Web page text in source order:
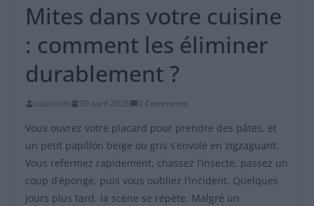
Mites dans votre cuisine
: comment les éliminer
durablement ?
cuisininfo 30 avril 2026 0 Comments
Vous ouvrez votre placard pour prendre des pâtes, et
un petit papillon beige ou gris s’envole en zigzaguant.
Vous refermez rapidement, chassez l’insecte, passez un
coup d’éponge, puis vous oubliez l’incident. Quelques
jours plus tard, la scène se répète. Malgré un